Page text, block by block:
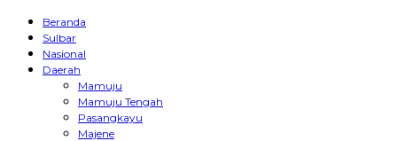
Beranda
Sulbar
Nasional
Daerah
Mamuju
Mamuju Tengah
Pasangkayu
Majene